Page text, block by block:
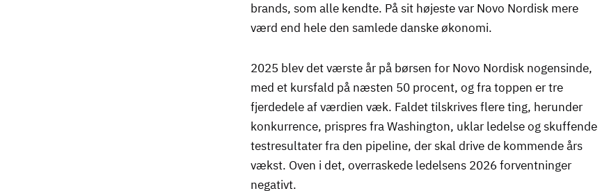
brands, som alle kendte. På sit højeste var Novo Nordisk mere
værd end hele den samlede danske økonomi.
2025 blev det værste år på børsen for Novo Nordisk nogensinde,
med et kursfald på næsten 50 procent, og fra toppen er tre
fjerdedele af værdien væk. Faldet tilskrives flere ting, herunder
konkurrence, prispres fra Washington, uklar ledelse og skuffende
testresultater fra den pipeline, der skal drive de kommende års
vækst. Oven i det, overraskede ledelsens 2026 forventninger
negativt.